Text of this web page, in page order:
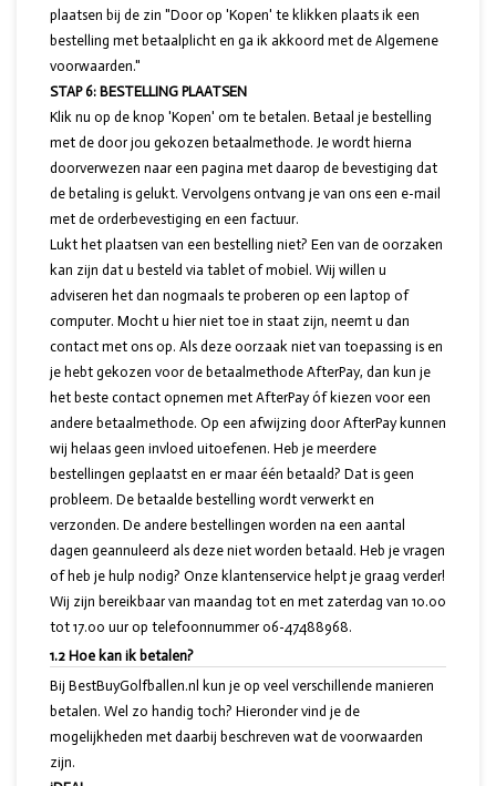
plaatsen bij de zin "Door op 'Kopen' te klikken plaats ik een
bestelling met betaalplicht en ga ik akkoord met de Algemene
voorwaarden."
STAP 6: BESTELLING PLAATSEN
Klik nu op de knop 'Kopen' om te betalen. Betaal je bestelling
met de door jou gekozen betaalmethode. Je wordt hierna
doorverwezen naar een pagina met daarop de bevestiging dat
de betaling is gelukt. Vervolgens ontvang je van ons een e-mail
met de orderbevestiging en een factuur.
Lukt het plaatsen van een bestelling niet? Een van de oorzaken
kan zijn dat u besteld via tablet of mobiel. Wij willen u
adviseren het dan nogmaals te proberen op een laptop of
computer. Mocht u hier niet toe in staat zijn, neemt u dan
contact met ons op. Als deze oorzaak niet van toepassing is en
je hebt gekozen voor de betaalmethode AfterPay, dan kun je
het beste contact opnemen met AfterPay óf kiezen voor een
andere betaalmethode. Op een afwijzing door AfterPay kunnen
wij helaas geen invloed uitoefenen. Heb je meerdere
bestellingen geplaatst en er maar één betaald? Dat is geen
probleem. De betaalde bestelling wordt verwerkt en
verzonden. De andere bestellingen worden na een aantal
dagen geannuleerd als deze niet worden betaald. Heb je vragen
of heb je hulp nodig? Onze klantenservice helpt je graag verder!
Wij zijn bereikbaar van maandag tot en met zaterdag van 10.00
tot 17.00 uur op telefoonnummer 06-47488968.
1.2 Hoe kan ik betalen?
Bij BestBuyGolfballen.nl kun je op veel verschillende manieren
betalen. Wel zo handig toch? Hieronder vind je de
mogelijkheden met daarbij beschreven wat de voorwaarden
zijn.